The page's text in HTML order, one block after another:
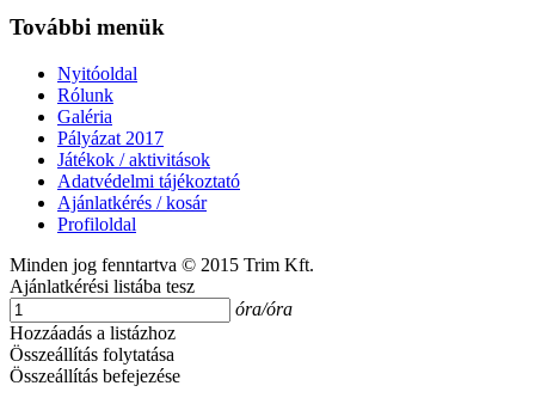
További menük
Nyitóoldal
Rólunk
Galéria
Pályázat 2017
Játékok / aktivitások
Adatvédelmi tájékoztató
Ajánlatkérés / kosár
Profiloldal
Minden jog fenntartva © 2015 Trim Kft.
Ajánlatkérési listába tesz
óra/óra
Hozzáadás a listázhoz
Összeállítás folytatása
Összeállítás befejezése